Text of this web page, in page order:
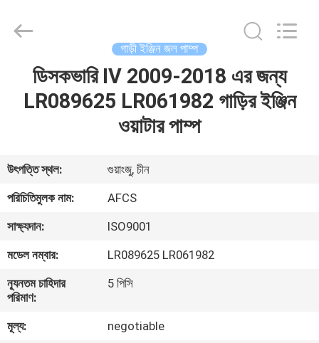
ভিডিও
সম্পর্কে
কারখানা
PARTS
গাড়ী ইঞ্জিন জল পাম্প
ডিসকভারি IV 2009-2018 এর জন্য
LR089625 LR061982 গাড়ির ইঞ্জিন
ওয়াটার পাম্প
উৎপত্তি স্থল:
গুয়াংজু, চীন
পরিচিতিমুলক নাম:
AFCS
সাক্ষ্যদান:
ISO9001
মডেল নম্বার:
LR089625 LR061982
ন্যূনতম চাহিদার
পরিমাণ:
5 পিসি
মূল্য:
negotiable